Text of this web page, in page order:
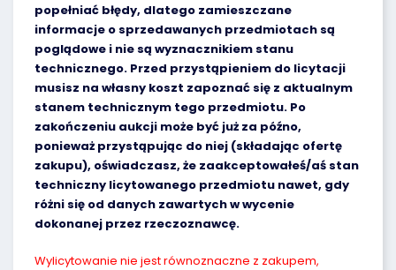
popełniać błędy, dlatego zamieszczane
informacje o sprzedawanych przedmiotach są
poglądowe i nie są wyznacznikiem stanu
technicznego. Przed przystąpieniem do licytacji
musisz na własny koszt zapoznać się z aktualnym
stanem technicznym tego przedmiotu. Po
zakończeniu aukcji może być już za późno,
ponieważ przystąpując do niej (składając ofertę
zakupu), oświadczasz, że zaakceptowałeś/aś stan
techniczny licytowanego przedmiotu nawet, gdy
różni się od danych zawartych w wycenie
dokonanej przez rzeczoznawcę.
Wylicytowanie nie jest równoznaczne z zakupem,